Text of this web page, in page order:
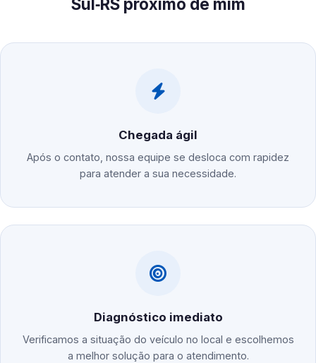
Sul‑RS próximo de mim
Chegada ágil
Após o contato, nossa equipe se desloca com rapidez
para atender a sua necessidade.
Diagnóstico imediato
Verificamos a situação do veículo no local e escolhemos
a melhor solução para o atendimento.